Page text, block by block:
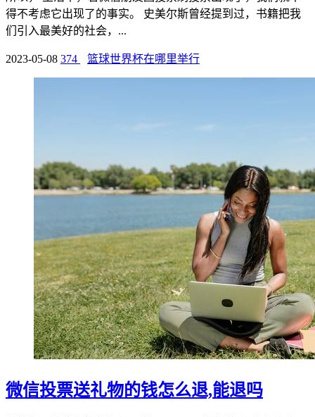
得不考虑它出现了的事实。 史美尔斯曾经提到过，书籍把我
们引入最美好的社会，...
2023-05-08 374 篮球世界杯在哪里举行
微信投票送礼物的钱怎么退,能退吗